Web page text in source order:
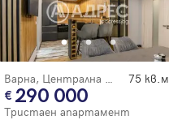
75 кв.м.
290 000
Тристаен апартамент